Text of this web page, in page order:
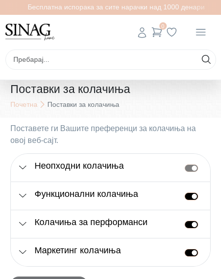
Бесплатна испорака за сите нарачки над 1000 денари
0
Поставки за колачиња
Почетна Поставки за колачиња
Поставете ги Вашите преференци за колачиња на
овој веб-сајт.
Неопходни колачиња
Функционални колачиња
Колачиња за перформанси
Маркетинг колачиња